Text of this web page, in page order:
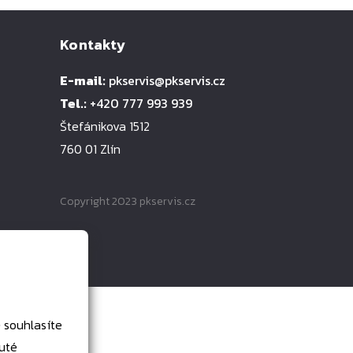
Kontakty
E-mail: pkservis@pkservis.cz
Tel.: +420 777 993 939
Štefánikova 1512
760 01 Zlín
Copyright 2023 pkservis.cz